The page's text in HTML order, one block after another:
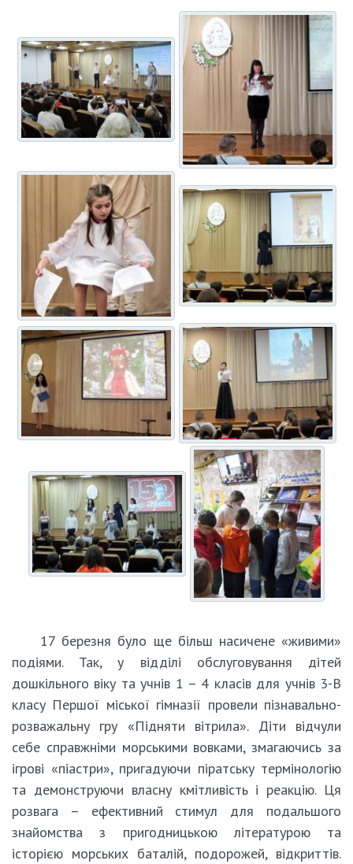
17 березня було ще більш насичене «живими»
подіями. Так, у відділі обслуговування дітей
дошкільного віку та учнів 1 – 4 класів для учнів 3-В
класу Першої міської гімназії провели пізнавально-
розважальну гру «Підняти вітрила». Діти відчули
себе справжніми морськими вовками, змагаючись за
ігрові «піастри», пригадуючи піратську термінологію
та демонструючи власну кмітливість і реакцію. Ця
розвага – ефективний стимул для подальшого
знайомства з пригодницькою літературою та
історією морських баталій, подорожей, відкриттів.